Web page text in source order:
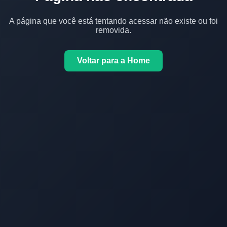
A página que você está tentando acessar não existe ou foi
removida.
Voltar para a Home